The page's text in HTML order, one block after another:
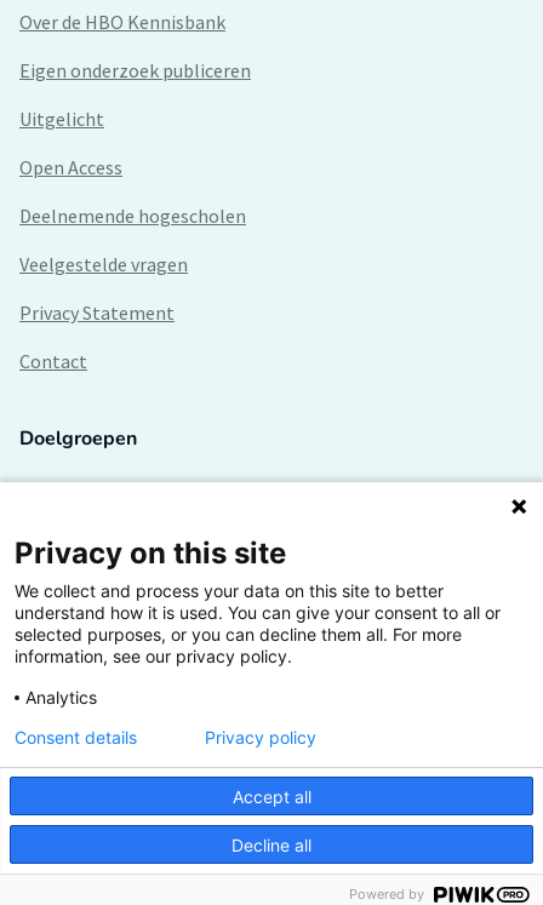
Over de HBO Kennisbank
Eigen onderzoek publiceren
Uitgelicht
Open Access
Deelnemende hogescholen
Veelgestelde vragen
Privacy Statement
Contact
Doelgroepen
Lectoren en onderzoekers
Bedrijven
Hogescholen
De grootste kennisbank van het HBO
Inspiratie op jouw vakgebied
Vrij toegankelijk
Privacy on this site
We collect and process your data on this site to better
understand how it is used. You can give your consent to all or
selected purposes, or you can decline them all. For more
information, see our privacy policy.
Analytics
Accept all
Decline all
Consent details Privacy policy
Powered by